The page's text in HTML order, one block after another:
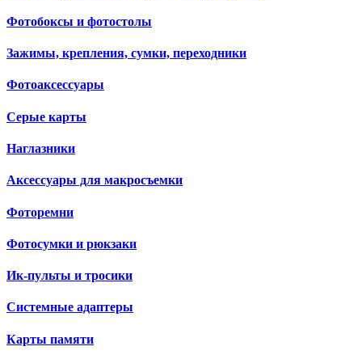
Фотобоксы и фотостолы
Зажимы, крепления, сумки, переходники
Фотоаксессуары
Серые карты
Наглазники
Аксессуары для макросъемки
Фоторемни
Фотосумки и рюкзаки
Ик-пульты и тросики
Системные адаптеры
Карты памяти